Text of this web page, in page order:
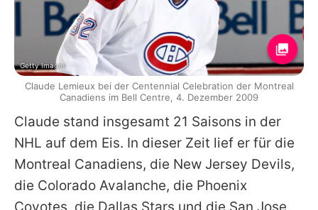
Claude stand insgesamt 21 Saisons in der
NHL auf dem Eis. In dieser Zeit lief er für die
Montreal Canadiens, die New Jersey Devils,
die Colorado Avalanche, die Phoenix
Coyotes, die Dallas Stars und die San Jose
Getty Images
Claude Lemieux bei der Centennial Celebration der Montreal
Canadiens im Bell Centre, 4. Dezember 2009